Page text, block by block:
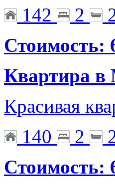
142
2
Стоимость:
Квартира в
Красивая
140
2
Стоимость: